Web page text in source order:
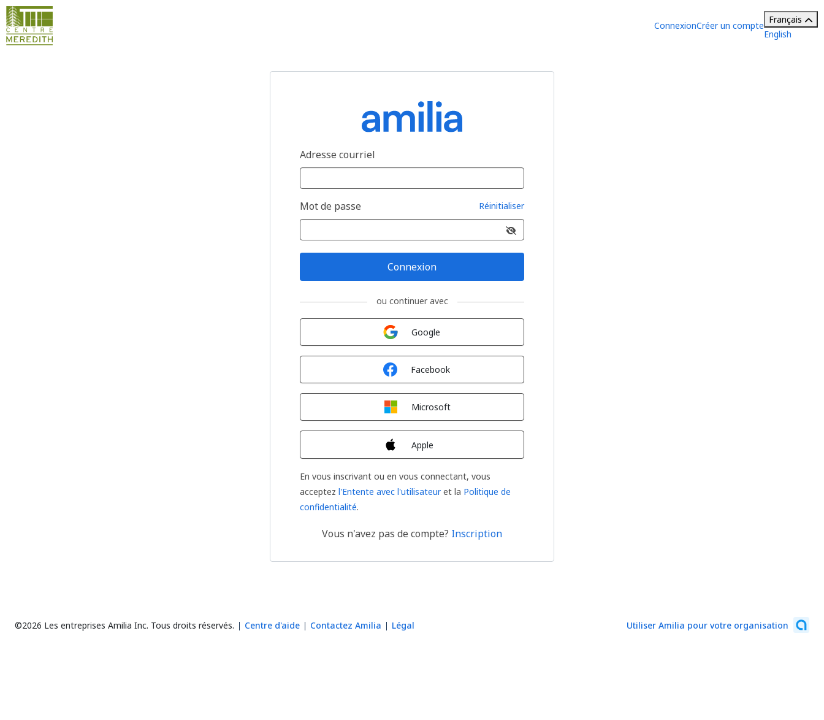
ConnexionCréer un compte
Français
English
Adresse courriel
Mot de passe Réinitialiser
Connexion
ou continuer avec
Google
Facebook
Microsoft
Apple
En vous inscrivant ou en vous connectant, vous
acceptez l'Entente avec l'utilisateuret la Politique de
confidentialité.
Vous n'avez pas de compte? Inscription
©2026 Les entreprises Amilia Inc. Tous droits réservés. Centre d'aide Contactez Amilia Légal Utiliser Amilia pour votre organisation